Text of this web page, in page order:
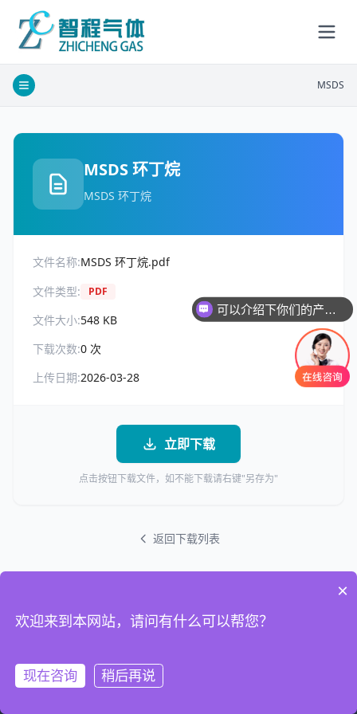
MSDS
MSDS 环丁烷
MSDS 环丁烷
文件名称:MSDS 环丁烷.pdf
文件类型:
PDF
文件大小:548 KB
下载次数:0 次
上传日期:2026-03-28
立即下载
点击按钮下载文件，如不能下载请右键"另存为"
返回下载列表
×
欢迎来到本网站，请问有什么可以帮您？
现在咨询 稍后再说